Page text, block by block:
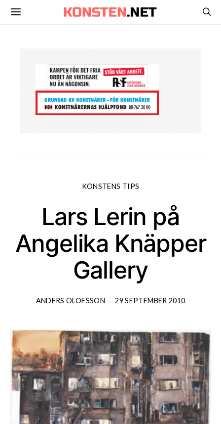
KONSTENS TIPS
Lars Lerin på
Angelika Knäpper
Gallery
ANDERS OLOFSSON 29 SEPTEMBER 2010